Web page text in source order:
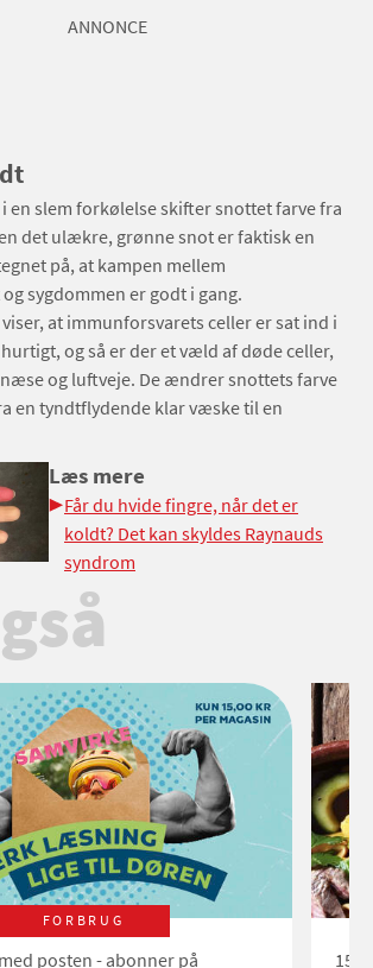
ANNONCE
i en slem forkølelse skifter snottet farve fra
det ulækre, grønne snot er faktisk en
på, at kampen mellem
sygdommen er godt i gang.
at immunforsvarets celler er sat ind i
og så er der et væld af døde celler,
og luftveje. De ændrer snottets farve
en tyndtflydende klar væske til en
Læs mere
Får du hvide fingre, når det er
koldt? Det kan skyldes Raynauds
syndrom
FORBRUG
posten - abonner på 15